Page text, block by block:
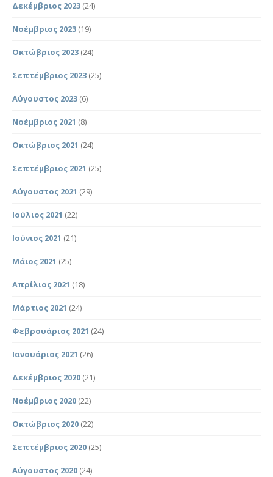
Δεκέμβριος 2023 (24)
Νοέμβριος 2023 (19)
Οκτώβριος 2023 (24)
Σεπτέμβριος 2023 (25)
Αύγουστος 2023 (6)
Νοέμβριος 2021 (8)
Οκτώβριος 2021 (24)
Σεπτέμβριος 2021 (25)
Αύγουστος 2021 (29)
Ιούλιος 2021 (22)
Ιούνιος 2021 (21)
Μάιος 2021 (25)
Απρίλιος 2021 (18)
Μάρτιος 2021 (24)
Φεβρουάριος 2021 (24)
Ιανουάριος 2021 (26)
Δεκέμβριος 2020 (21)
Νοέμβριος 2020 (22)
Οκτώβριος 2020 (22)
Σεπτέμβριος 2020 (25)
Αύγουστος 2020 (24)